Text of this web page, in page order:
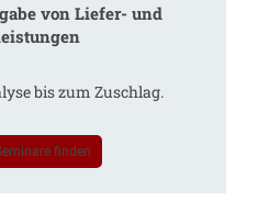
von Liefer- und
bis zum Zuschlag.
finden